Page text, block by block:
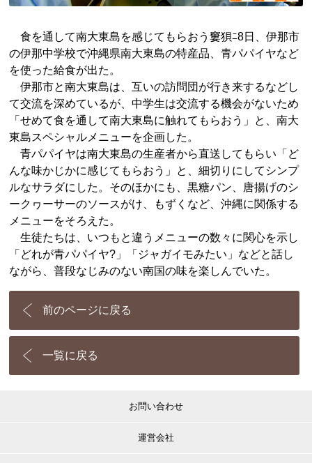
食を通して南大東島を感じてもらおう窶狽ﾆ8日、伊那市
の伊那中学校で沖縄県南大東島の特産品、青パパイヤなど
を使った給食が出た。
伊那市と南大東島は、互いの訪問団が行き来するなどし
て交流を深めているが、中学生は交流する機会がないため
「せめて食を通して南大東島に触れてもらおう」と、南大
東島スペシャルメニューを企画した。
青パパイヤは南大東島の生産者から直送してもらい「ど
んな味かじかに感じてもらおう」と、細切りにしてシンプ
ルなサラダにした。そのほかにも、黒糖パン、唐揚げのシ
ークヮーサーのソースがけ、もずくなど、沖縄に関係する
メニューをそろえた。
生徒たちは、いつもと違うメニューの数々に関心を示し
「どれが青パパイヤ?」「ジャガイモみたい」などと話し
ながら、普段なじみのない南国の味を楽しんでいた。
前のページに戻る
一覧に戻る
お問い合わせ
運営会社